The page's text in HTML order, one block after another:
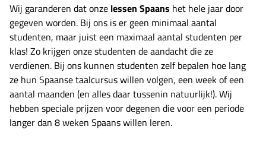
Wij garanderen dat onze lessen Spaans het hele jaar door
gegeven worden. Bij ons is er geen minimaal aantal
studenten, maar juist een maximaal aantal studenten per
klas! Zo krijgen onze studenten de aandacht die ze
verdienen. Bij ons kunnen studenten zelf bepalen hoe lang
ze hun Spaanse taalcursus willen volgen, een week of een
aantal maanden (en alles daar tussenin natuurlijk!). Wij
hebben speciale prijzen voor degenen die voor een periode
langer dan 8 weken Spaans willen leren.